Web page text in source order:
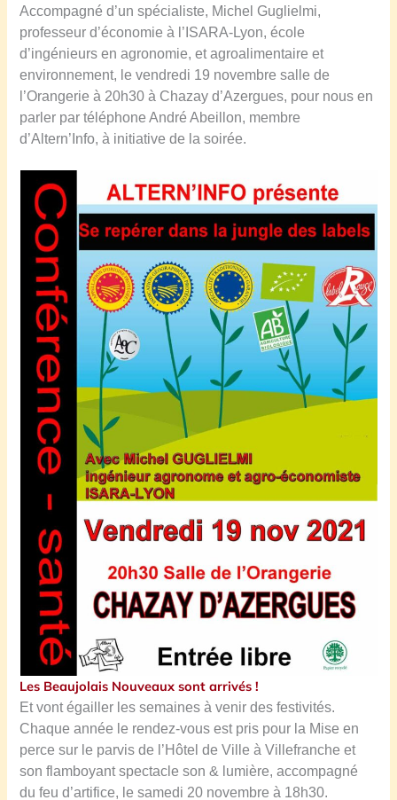
Accompagné d’un spécialiste, Michel Guglielmi,
professeur d’économie à l’ISARA-Lyon, école
d’ingénieurs en agronomie, et agroalimentaire et
environnement, le vendredi 19 novembre salle de
l’Orangerie à 20h30 à Chazay d’Azergues, pour nous en
parler par téléphone André Abeillon, membre
d’Altern’Info, à initiative de la soirée.
Les Beaujolais Nouveaux sont arrivés !
Et vont égailler les semaines à venir des festivités.
Chaque année le rendez-vous est pris pour la Mise en
perce sur le parvis de l’Hôtel de Ville à Villefranche et
son flamboyant spectacle son & lumière, accompagné
du feu d’artifice, le samedi 20 novembre à 18h30.